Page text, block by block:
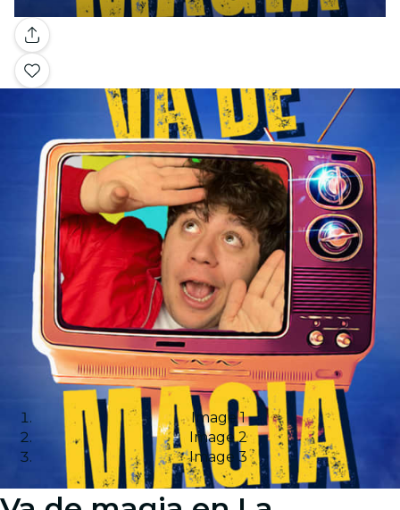
Galería
Image 1
Image 2
Image 3